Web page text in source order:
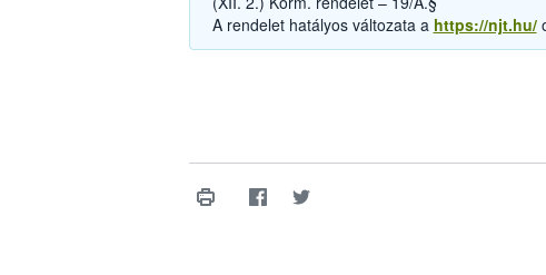
A rendelet hatályos változata a https://njt.hu/